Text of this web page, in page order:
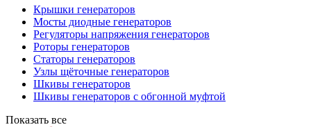
Крышки генераторов
Мосты диодные генераторов
Регуляторы напряжения генераторов
Роторы генераторов
Статоры генераторов
Узлы щёточные генераторов
Шкивы генераторов
Шкивы генераторов с обгонной муфтой
Показать все